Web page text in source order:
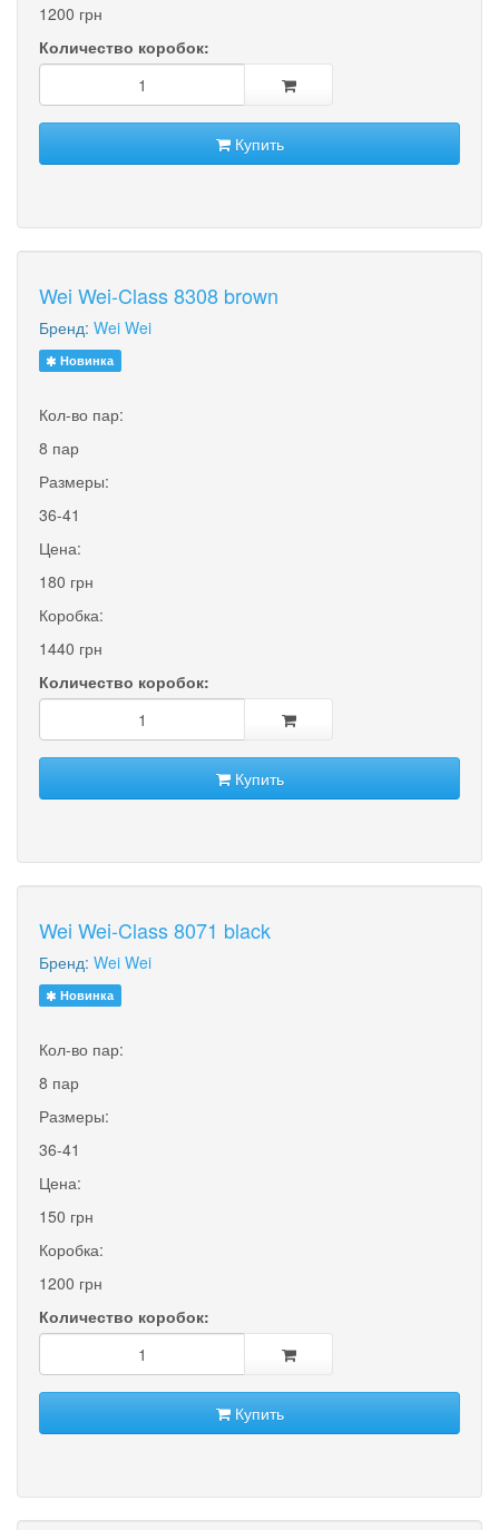
1200 грн
Количество коробок:
Купить
Wei Wei-Class 8308 brown
Бренд: Wei Wei
Новинка
Кол-во пар:
8 пар
Размеры:
36-41
Цена:
180 грн
Коробка:
1440 грн
Количество коробок:
Купить
Wei Wei-Class 8071 black
Бренд: Wei Wei
Новинка
Кол-во пар:
8 пар
Размеры:
36-41
Цена:
150 грн
Коробка:
1200 грн
Количество коробок:
Купить